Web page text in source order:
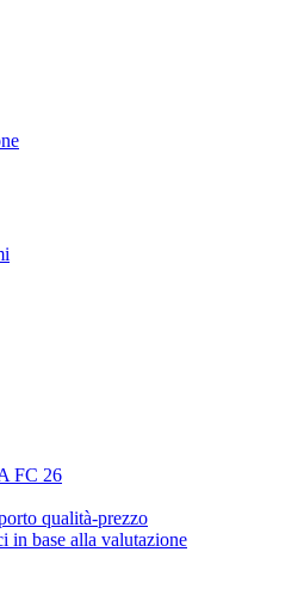
FC 26
qualità-prezzo
in base alla valutazione